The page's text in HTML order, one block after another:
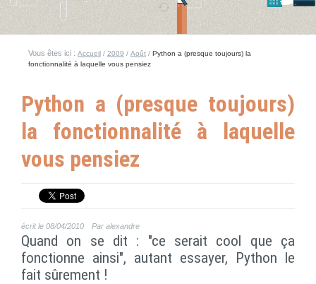
Vous êtes ici : Accueil / 2009 / Août / Python a (presque toujours) la
fonctionnalité à laquelle vous pensiez
Python a (presque toujours)
la fonctionnalité à laquelle
vous pensiez
écrit le 08/04/2010 Par alexandre
Quand on se dit : "ce serait cool que ça
fonctionne ainsi", autant essayer, Python le
fait sûrement !